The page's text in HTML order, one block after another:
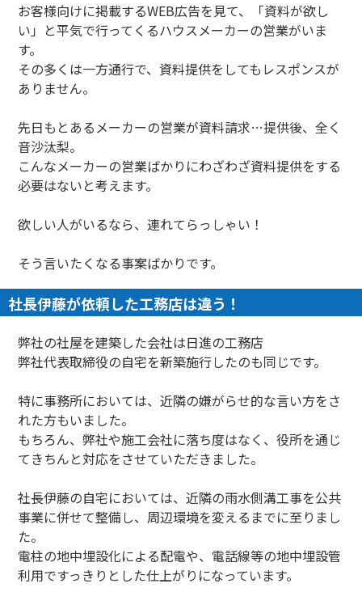
お客様向けに掲載するWEB広告を見て、「資料が欲し
い」と平気で行ってくるハウスメーカーの営業がいま
す。
その多くは一方通行で、資料提供をしてもレスポンスが
ありません。
先日もとあるメーカーの営業が資料請求…提供後、全く
音沙汰梨。
こんなメーカーの営業ばかりにわざわざ資料提供をする
必要はないと考えます。
欲しい人がいるなら、連れてらっしゃい！
そう言いたくなる事案ばかりです。
社長伊藤が依頼した工務店は違う！
弊社の社屋を建築した会社は日進の工務店
弊社代表取締役の自宅を新築施行したのも同じです。
特に事務所においては、近隣の嫌がらせ的な言い方をさ
れた方もいました。
もちろん、弊社や施工会社に落ち度はなく、役所を通じ
てきちんと対応をさせていただきました。
社長伊藤の自宅においては、近隣の雨水側溝工事を公共
事業に併せて整備し、周辺環境を変えるまでに至りまし
た。
電柱の地中埋設化による配電や、電話線等の地中埋設管
利用ですっきりとした仕上がりになっています。